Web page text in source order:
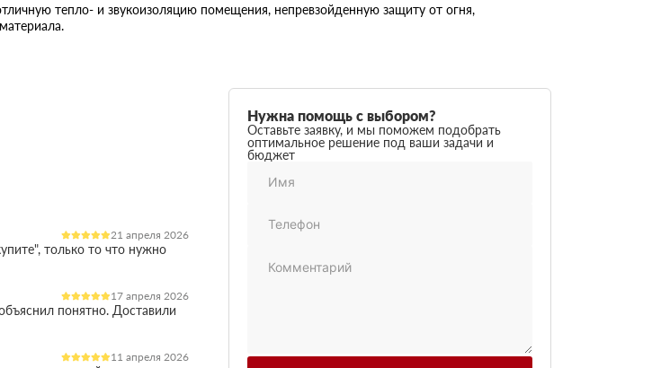
тепло- и звукоизоляцию помещения, непревзойденную защиту от огня,
21 апреля 2026
только то что нужно
17 апреля 2026
понятно. Доставили
11 апреля 2026
Нужна помощь с выбором?
Оставьте заявку, и мы поможем подобрать
оптимальное решение под ваши задачи и
бюджет